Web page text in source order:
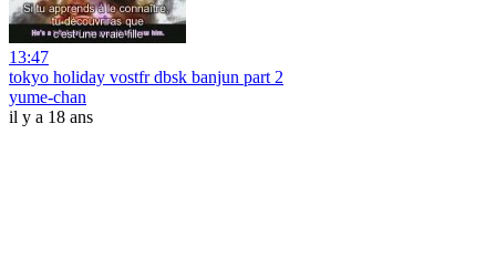
13:47
tokyo holiday vostfr dbsk banjun part 2
yume-chan
il y a 18 ans